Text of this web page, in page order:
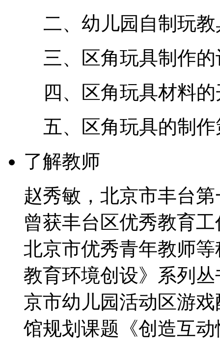
二、幼儿园自制玩教
三、区角玩具制作的
四、区角玩具材料的
五、区角玩具的制作
了解教师
赵秀敏，北京市丰台
曾获丰台区优秀教育
北京市优秀青年教师
教育环境创设》系列
京市幼儿园活动区游
馆规划课题《创造互